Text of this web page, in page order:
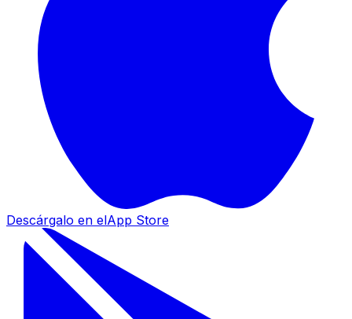
Descárgalo en elApp Store